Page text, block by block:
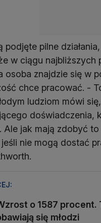
podjęte pilne działania,
w ciągu najbliższych
osoba znajdzie się w
chce pracować. -
ludziom mówi
doświadczenia,
Ale jak mają zdobyć to
nie mogą dostać
o 1587 procent.
się młodzi